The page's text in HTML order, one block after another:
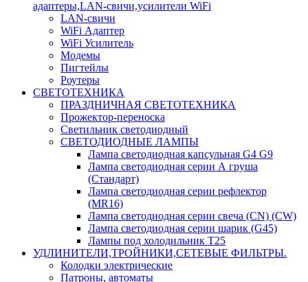
адаптеры,LAN-свичи,усилители WiFi
LAN-свичи
WiFi Адаптер
WiFi Усилитель
Модемы
Пигтейлы
Роутеры
СВЕТОТЕХНИКА
ПРАЗДНИЧНАЯ СВЕТОТЕХНИКА
Прожектор-переноска
Светильник светодиодный
СВЕТОДИОДНЫЕ ЛАМПЫ
Лампа светодиодная капсульная G4 G9
Лампа светодиодная серии А груша
(Стандарт)
Лампа светодиодная серии рефлектор
(MR16)
Лампа светодиодная серии свеча (CN) (CW)
Лампа светодиодная серии шарик (G45)
Лампы под холодильник T25
УДЛИНИТЕЛИ,ТРОЙНИКИ,СЕТЕВЫЕ ФИЛЬТРЫ.
Колодки электрические
Патроны, автоматы